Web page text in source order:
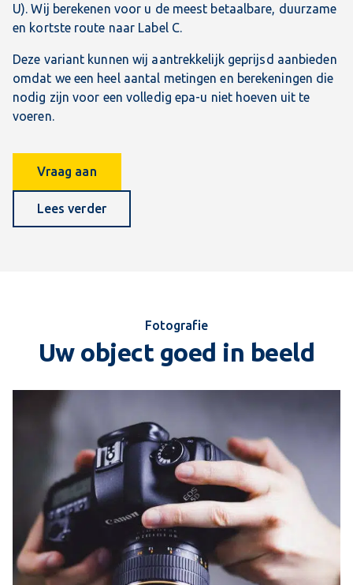
U). Wij berekenen voor u de meest betaalbare, duurzame
en kortste route naar Label C.
Deze variant kunnen wij aantrekkelijk geprijsd aanbieden
omdat we een heel aantal metingen en berekeningen die
nodig zijn voor een volledig epa-u niet hoeven uit te
voeren.
Vraag aan
Lees verder
Fotografie
Uw object goed in beeld